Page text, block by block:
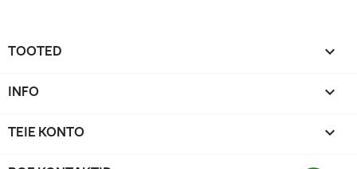
TOOTED 
INFO 
TEIE KONTO 